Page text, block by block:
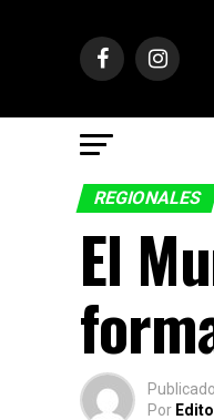
REGIONALES
El
Publicado
Por